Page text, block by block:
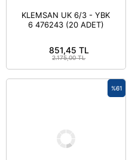
KLEMSAN UK 6/3 - YBK
6 476243 (20 ADET)
851,45 TL
2.175,00 TL
%61